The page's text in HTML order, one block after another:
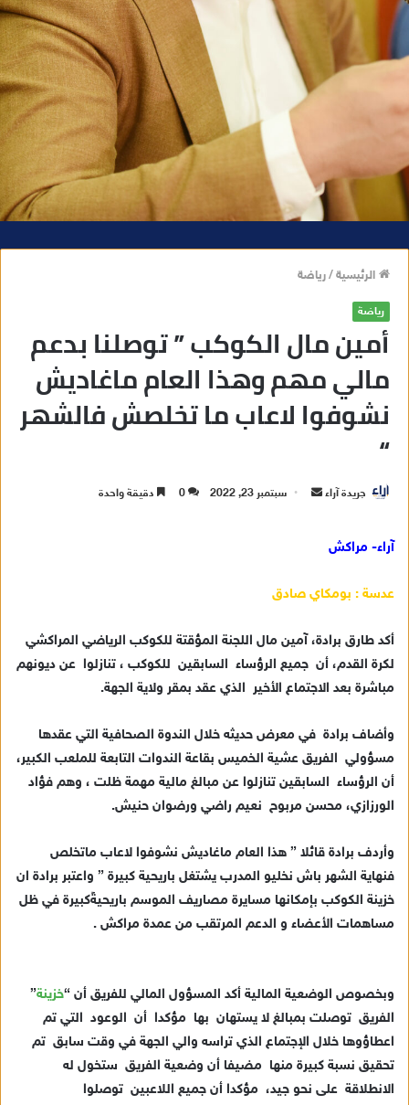
الرئيسية/رياضة
رياضة
أمين مال الكوكب ” توصلنا بدعم
مالي مهم وهذا العام ماغاديش
نشوفوا لاعاب ما تخلصش فالشهر
“
جريدة آراء
د
إ
ك
ت
ر
و
ي
سبتمبر 23, 2022 0 دقيقة واحدة
آراء- مراكش
عدسة : بومكاي صادق
أكد طارق برادة، آمين مال اللجنة المؤقتة للكوكب الرياضي المراكشي
لكرة القدم، أن جميع الرؤساء السابقين للكوكب ، تنازلوا عن ديونهم
مباشرة بعد الاجتماع الأخير الذي عقد بمقر ولاية الجهة.
وأضاف برادة في معرض حديثه خلال الندوة الصحافية التي عقدها
مسؤولي الفريق عشية الخميس بقاعة الندوات التابعة للملعب الكبير،
أن الرؤساء السابقين تنازلوا عن مبالغ مالية مهمة ظلت ، وهم فؤاد
الورزازي، محسن مربوح نعيم راضي ورضوان حنيش.
وأردف برادة قائلا ” هذا العام ماغاديش نشوفوا لاعاب ماتخلص
فنهاية الشهر باش نخليو المدرب يشتغل باريحية كبيرة ” واعتبر برادة ان
خزينة الكوكب بإمكانها مسايرة مصاريف الموسم باريحيةًكبيرة في ظل
مساهمات الأعضاء و الدعم المرتقب من عمدة مراكش .
وبخصوص الوضعية المالية أكد المسؤول المالي للفريق أن “خزينة”
الفريق توصلت بمبالغ لا يستهان بها مؤكدا أن الوعود التي تم
اعطاؤوها خلال الإجتماع الذي تراسه والي الجهة في وقت سابق تم
تحقيق نسبة كبيرة منها مضيفا أن وضعية الفريق ستخول له
الانطلاقة على نحو جيد، مؤكدا أن جميع اللاعبين توصلوا